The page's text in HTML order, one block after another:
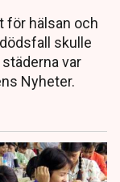
för hälsan och
skulle
var
Nyheter.